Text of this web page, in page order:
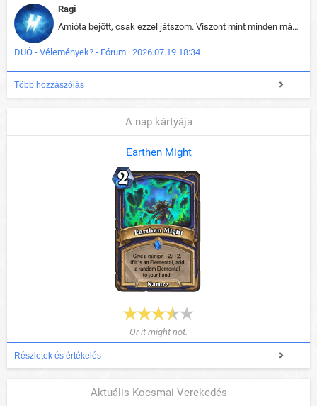
Ragi
Amióta bejött, csak ezzel játszom. Viszont mint minden más - akár az alapjáték is, ez is baromira összetett lett. Néha már pár kör után is esélytelen az egész. Vagy irreállisan túltápol valaki, vagy lelép a partner, vagy csak hülye mint a segg. És amikor eljönne az én időm, na akkor jön el mindenki másé is. Engem jobban érdekelne, hogy ki milyen ratingen szokott játszani. Na ez lenne egy érdekes adat.
DUÓ - Vélemények? - Fórum · 2026.07.19 18:34
Több hozzászólás
A nap kártyája
Earthen Might
Or it might not.
Részletek és értékelés
Aktuális Kocsmai Verekedés